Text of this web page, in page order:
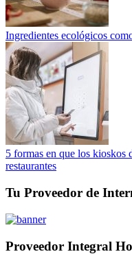
Ingredientes ecológicos
5 formas en que los kioskos
restaurantes
Tu Proveedor de
Proveedor Integral